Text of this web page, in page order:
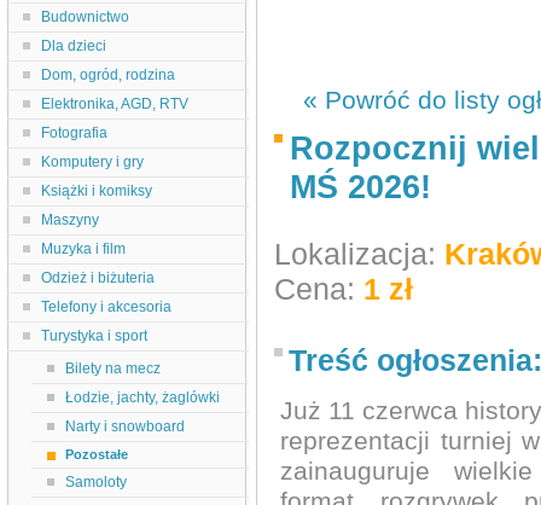
Budownictwo
Dla dzieci
Dom, ogród, rodzina
Elektronika, AGD, RTV
Fotografia
Komputery i gry
Książki i komiksy
Maszyny
Muzyka i film
Odzież i biżuteria
Telefony i akcesoria
Turystyka i sport
Bilety na mecz
Łodzie, jachty, żaglówki
Narty i snowboard
Pozostałe
Samoloty
« Powróć do listy
Rozpocznij
MŚ 2026!
Lokalizacja:
Cena: 1 zł
Treść ogłoszenia:
Już 11 czerwca
reprezentacji turniej
zainauguruje